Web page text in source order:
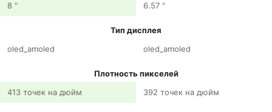
8 "
6.57 "
Тип дисплея
oled_amoled
oled_amoled
Плотность пикселей
413 точек на дюйм
392 точек на дюйм